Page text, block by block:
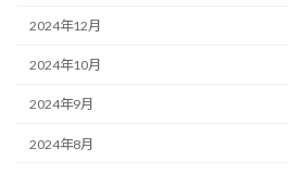
2024年12月
2024年10月
2024年9月
2024年8月